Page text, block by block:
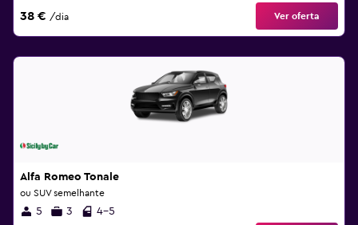
38 € /dia Ver oferta
Alfa Romeo Tonale
ou SUV semelhante
5 3 4-5